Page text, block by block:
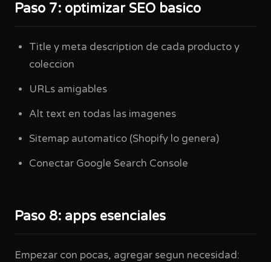
Paso 7: optimizar SEO basico
Title y meta description de cada producto y
coleccion
URLs amigables
Alt text en todas las imagenes
Sitemap automatico (Shopify lo genera)
Conectar Google Search Console
Paso 8: apps esenciales
Empezar con pocas, agregar segun necesidad: